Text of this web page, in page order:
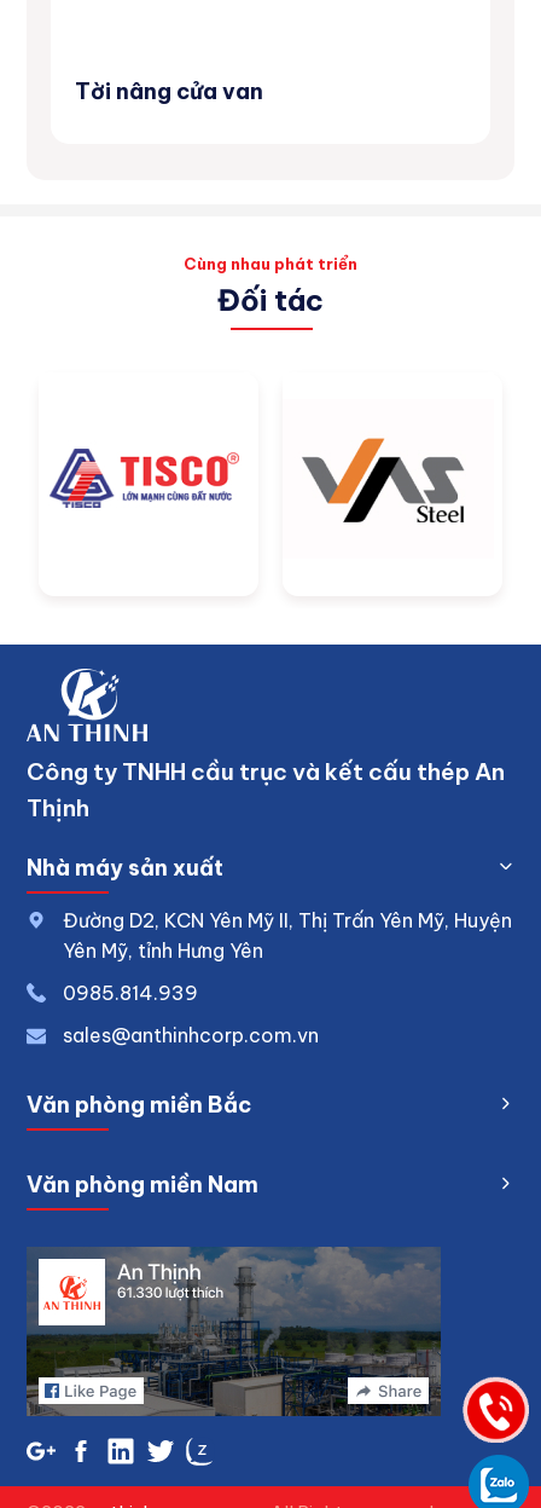
Tời nâng cửa van
Cùng nhau phát triển
Đối tác
Công ty TNHH cầu trục và kết cấu thép An
Thịnh
Nhà máy sản xuất
Đường D2, KCN Yên Mỹ II, Thị Trấn Yên Mỹ, Huyện
Yên Mỹ, tỉnh Hưng Yên
0985.814.939
sales@anthinhcorp.com.vn
Văn phòng miền Bắc
Văn phòng miền Nam